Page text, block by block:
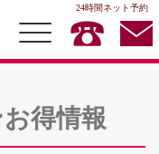
24時間ネット予約
得情報